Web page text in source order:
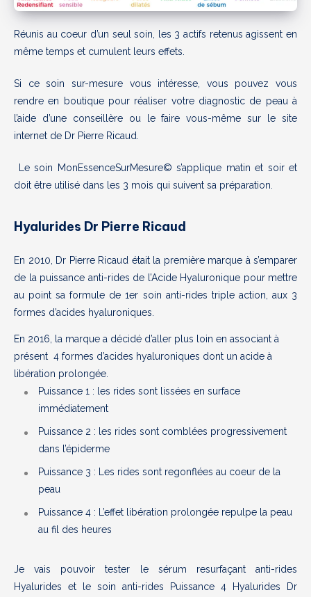
Réunis au coeur d’un seul soin, les 3 actifs retenus agissent en
même temps et cumulent leurs effets.
Si ce soin sur-mesure vous intéresse, vous pouvez vous
rendre en boutique pour réaliser votre diagnostic de peau à
l’aide d’une conseillère ou le faire vous-même sur le site
internet de Dr Pierre Ricaud.
Le soin MonEssenceSurMesure© s’applique matin et soir et
doit être utilisé dans les 3 mois qui suivent sa préparation.
Hyalurides Dr Pierre Ricaud
En 2010, Dr Pierre Ricaud était la première marque à s’emparer
de la puissance anti-rides de l’Acide Hyaluronique pour mettre
au point sa formule de 1er soin anti-rides triple action, aux 3
formes d’acides hyaluroniques.
En 2016, la marque a décidé d’aller plus loin en associant à
présent 4 formes d’acides hyaluroniques dont un acide à
libération prolongée.
Puissance 1 : les rides sont lissées en surface
immédiatement
Puissance 2 : les rides sont comblées progressivement
dans l’épiderme
Puissance 3 : Les rides sont regonflées au coeur de la
peau
Puissance 4 : L’effet libération prolongée repulpe la peau
au fil des heures
Je vais pouvoir tester le sérum resurfaçant anti-rides
Hyalurides et le soin anti-rides Puissance 4 Hyalurides Dr